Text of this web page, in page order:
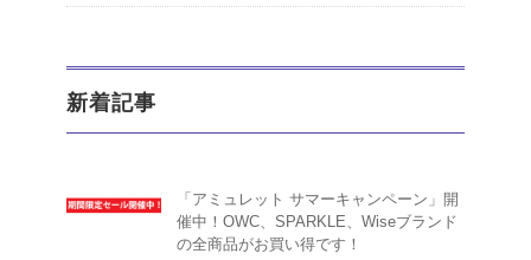
新着記事
「アミュレット サマーキャンペーン」開
催中！OWC、SPARKLE、Wiseブランド
の全商品がお買い得です！